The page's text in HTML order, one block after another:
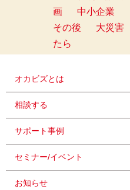
画
中小企業
その後
大災害
たら
オカビズとは
相談する
サポート事例
セミナー/イベント
お知らせ